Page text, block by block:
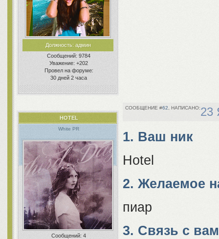
Должность:админ
Сообщений: 9784
Уважение: +202
Провел на форуме:
30 дней 2 часа
62 23
HOTEL
White PR
Сообщений: 4
1. Ваш ник
Hotel
2. Желаемое
пиар
3. Связь с